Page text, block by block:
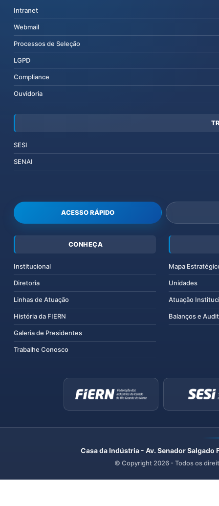
Intranet
Webmail
Processos de Seleção
LGPD
Compliance
Ouvidoria
SESI
SENAI
ACESSO RÁPIDO
CONHEÇA
Institucional
Diretoria
Linhas de Atuação
História da FIERN
Galeria de Presidentes
Trabalhe Conosco
Mapa
Unidades
Atuação
Balanços e
Casa da Indústria - Av. Senador
© Copyright 2026 - Todos os